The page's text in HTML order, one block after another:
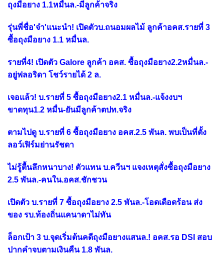
ถุงมือยาง 1.1หมื่นล.-มีลูกค้าจริง
รุ่นพี่ชื่อ'จ๋า'แนะนำ! เปิดตัวบ.ถนอมผลไม้ ลูกค้าอคส.รายที่ 3
ซื้อถุงมือยาง 1.1 หมื่นล.
รายที่4! เปิดตัว Galore ลูกค้า อคส. ซื้อถุงมือยาง2.2หมื่นล.-
อยู่ฟลอริดา โชว์รายได้ 2 ล.
เจอแล้ว! บ.รายที่ 5 ซื้อถุงมือยาง2.1 หมื่นล.-แจ้งงบฯ
ขาดทุน1.2 หมื่น-ยันมีลูกค้าตปท.จริง
ตามไปดู บ.รายที่ 6 ซื้อถุงมือยาง อคส.2.5 พันล. พบเป็นที่ตั้ง
ลอว์เฟิร์มย่านรัชดา
ไม่รู้ตื้นลึกหนาบาง! ตัวแทน บ.ควีนฯ แจงเหตุสั่งซื้อถุงมือยาง
2.5 พันล.-คนใน.อคส.ชักชวน
เปิดตัว บ.รายที่ 7 ซื้อถุงมือยาง 2.5 พันล.-โอดเดือดร้อน ส่ง
ของ รบ.ท้องถิ่นแคนาดาไม่ทัน
ล็อกเป้า 3 บ.จุดเริ่มต้นคดีถุงมือยางแสนล.! อคส.รอ DSI สอบ
ปากคำจบตามเงินคืน 1.8 พันล.